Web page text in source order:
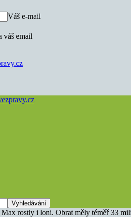
Váš e-mail
váš email
rostly i loni. Obrat měly téměř 33